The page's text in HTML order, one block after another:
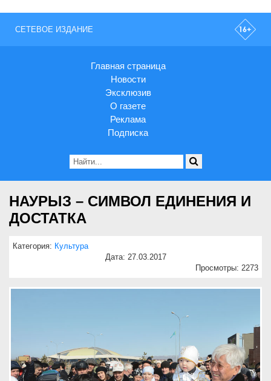
СЕТЕВОЕ ИЗДАНИЕ
Главная страница
Новости
Эксклюзив
О газете
Реклама
Подписка
НАУРЫЗ – СИМВОЛ ЕДИНЕНИЯ И
ДОСТАТКА
Категория: Культура
Дата: 27.03.2017
Просмотры: 2273